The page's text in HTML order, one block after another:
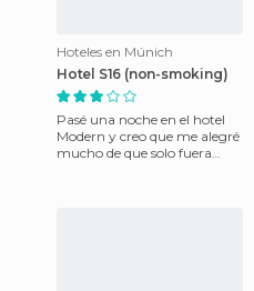
Hoteles en Múnich
Hotel S16 (non-smoking)
Pasé una noche en el hotel
Modern y creo que me alegré
mucho de que solo fuera